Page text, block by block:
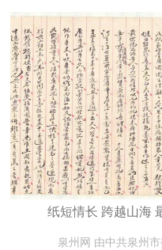
纸短情长 跨越山海
泉州网 由中共泉州